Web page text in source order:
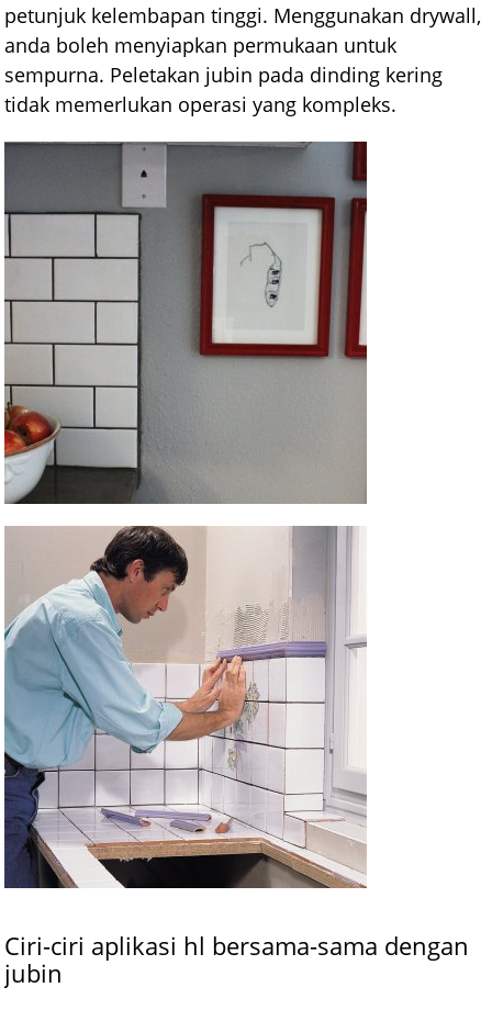
petunjuk kelembapan tinggi. Menggunakan drywall,
anda boleh menyiapkan permukaan untuk
sempurna. Peletakan jubin pada dinding kering
tidak memerlukan operasi yang kompleks.
Ciri-ciri aplikasi hl bersama-sama dengan
jubin